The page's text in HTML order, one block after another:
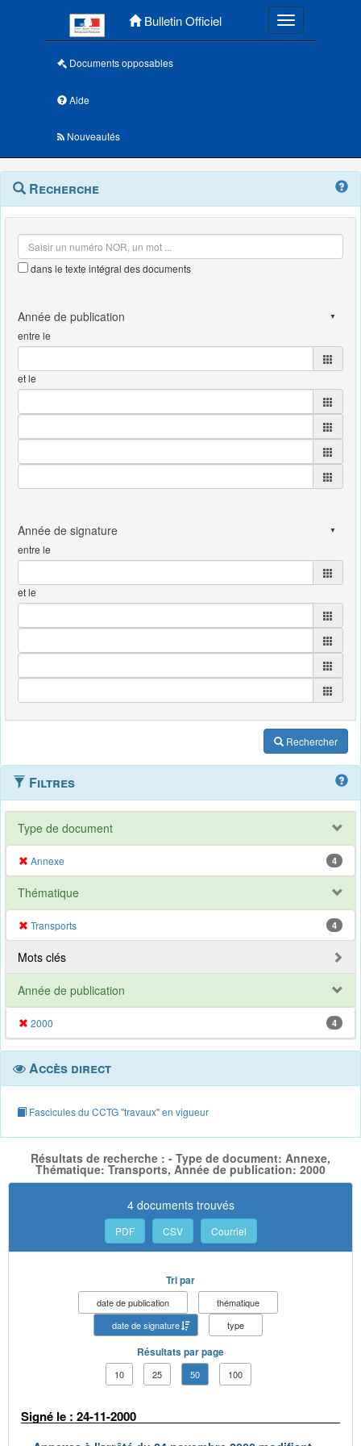
Bulletin Officiel Toggle
Documents opposables
Aide
Nouveautés
Navigation
outils
Menu
contextuel
Recherche
dans le texte intégral des documents
entre le
et le
entre le
et le
Rechercher
Filtres
Type de document
Annexe 4
Thématique
Transports 4
Mots clés
Année de publication
2000 4
Accès direct
Fascicules du CCTG "travaux" en vigueur
Résultats de recherche : - Type de document: Annexe,
Thématique: Transports, Année de publication: 2000
4 documents trouvés
PDF CSV Courriel
Tri par
date de publication
thématique
date de signature
type
Résultats par page
10 25 50 100
Signé le : 24-11-2000